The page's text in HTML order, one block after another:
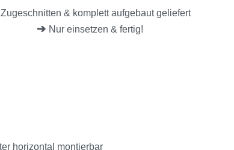
Zugeschnitten & komplett aufgebaut geliefert
➔ Nur einsetzen & fertig!